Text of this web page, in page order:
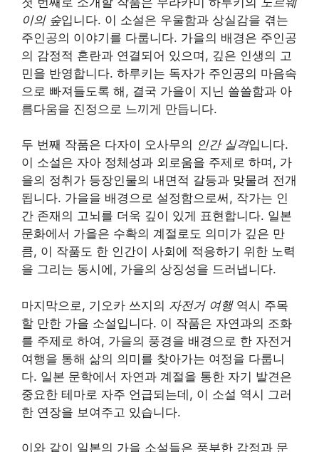
이의 숲입니다. 이 소설은 우울함과 상실감을 겪는
주인공의 이야기를 다룹니다. 가을의 배경은 주인공
의 감정적 혼란과 연결되어 있으며, 깊은 인생의 고
민을 반영합니다. 하루키는 독자가 주인공의 마음속
으로 빠져들도록 해, 결국 가을이 지닌 쓸쓸함과 아
름다움을 진정으로 느끼게 만듭니다.
두 번째 작품은 다자이 오사무의 인간 실격입니다.
이 소설은 자아 정체성과 외로움을 주제로 하며, 가
을의 정취가 등장인물의 내면적 갈등과 맞물려 전개
됩니다. 가을을 배경으로 설정함으로써, 작가는 인
간 존재의 고뇌를 더욱 깊이 있게 표현합니다. 일본
문화에서 가을은 수확의 계절로도 의미가 깊은 만
큼, 이 작품도 한 인간이 사회에 적응하기 위한 노력
을 그리는 동시에, 가을의 상징성을 드러냅니다.
마지막으로, 기오카 쓰지의 자전거 여행역시 주목
할 만한 가을 소설입니다. 이 작품은 자연과의 조화
를 주제로 하여, 가을의 풍경을 배경으로 한 자전거
여행을 통해 삶의 의미를 찾아가는 여정을 다룹니
다. 일본 문학에서 자연과 계절을 통한 자기 발견은
중요한 테마로 자주 언급되는데, 이 소설 역시 그러
한 연장을 보여주고 있습니다.
이와 같이 일본의 가을 소설들은 풍부한 감정과 문